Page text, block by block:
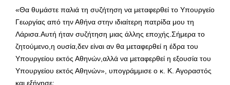
«Θα θυμάστε παλιά τη συζήτηση να μεταφερθεί το Υπουργείο
Γεωργίας από την Αθήνα στην ιδιαίτερη πατρίδα μου τη
Λάρισα.Αυτή ήταν συζήτηση μιας άλλης εποχής.Σήμερα το
ζητούμενο,η ουσία,δεν είναι αν θα μεταφερθεί η έδρα του
Υπουργείου εκτός Αθηνών,αλλά να μεταφερθεί η εξουσία του
Υπουργείου εκτός Αθηνών», υπογράμμισε ο κ. Κ. Αγοραστός
και εξήγησε: